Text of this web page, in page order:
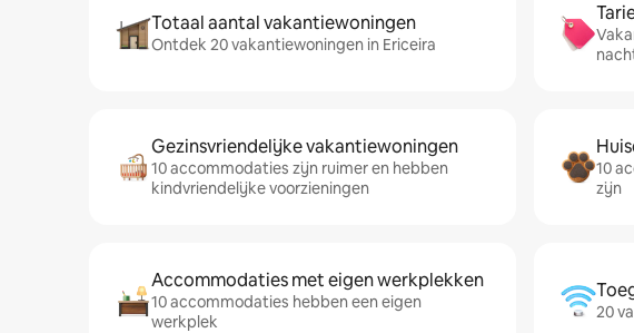
Totaal aantal vakantiewoningen
Ontdek 20 vakantiewoningen in Ericeira
Gezinsvriendelijke vakantiewoningen
10 accommodaties zijn ruimer en hebben
kindvriendelijke voorzieningen
10
zijn
Accommodaties met eigen werkplekken
10 accommodaties hebben een eigen
werkplek
20